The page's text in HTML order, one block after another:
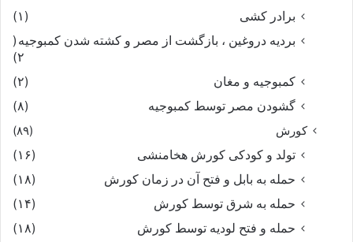
برادر کشی
(۱)
بردیه دروغین ، بازگشت از مصر و کشته شدن کمبوجیه (
۲)
کمبوجیه و مغان
(۲)
گشودن مصر توسط کمبوجیه
(۸)
کورش
(۸۹)
تولد و کودکی کورش هخامنشی
(۱۶)
حمله به بابل و فتح آن در زمان کورش
(۱۸)
حمله به شرق توسط کورش
(۱۴)
حمله و فتح لودیه توسط کورش
(۱۸)